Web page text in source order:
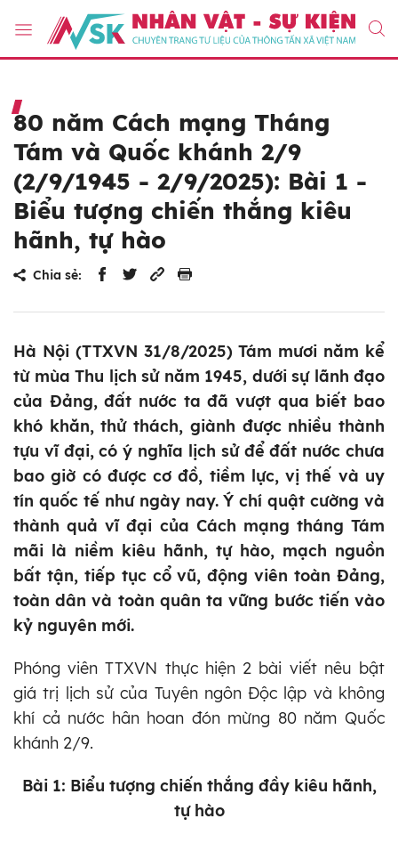
80 năm Cách mạng Tháng
Tám và Quốc khánh 2/9
(2/9/1945 - 2/9/2025): Bài 1 -
Biểu tượng chiến thắng kiêu
hãnh, tự hào
Chia sẻ:
Hà Nội (TTXVN 31/8/2025) Tám mươi năm kể
từ mùa Thu lịch sử năm 1945, dưới sự lãnh đạo
của Đảng, đất nước ta đã vượt qua biết bao
khó khăn, thử thách, giành được nhiều thành
tựu vĩ đại, có ý nghĩa lịch sử để đất nước chưa
bao giờ có được cơ đồ, tiềm lực, vị thế và uy
tín quốc tế như ngày nay. Ý chí quật cường và
thành quả vĩ đại của Cách mạng tháng Tám
mãi là niềm kiêu hãnh, tự hào, mạch nguồn
bất tận, tiếp tục cổ vũ, động viên toàn Đảng,
toàn dân và toàn quân ta vững bước tiến vào
kỷ nguyên mới.
Phóng viên TTXVN thực hiện 2 bài viết nêu bật
giá trị lịch sử của Tuyên ngôn Độc lập và không
khí cả nước hân hoan đón mừng 80 năm Quốc
khánh 2/9.
Bài 1: Biểu tượng chiến thắng đầy kiêu hãnh,
tự hào